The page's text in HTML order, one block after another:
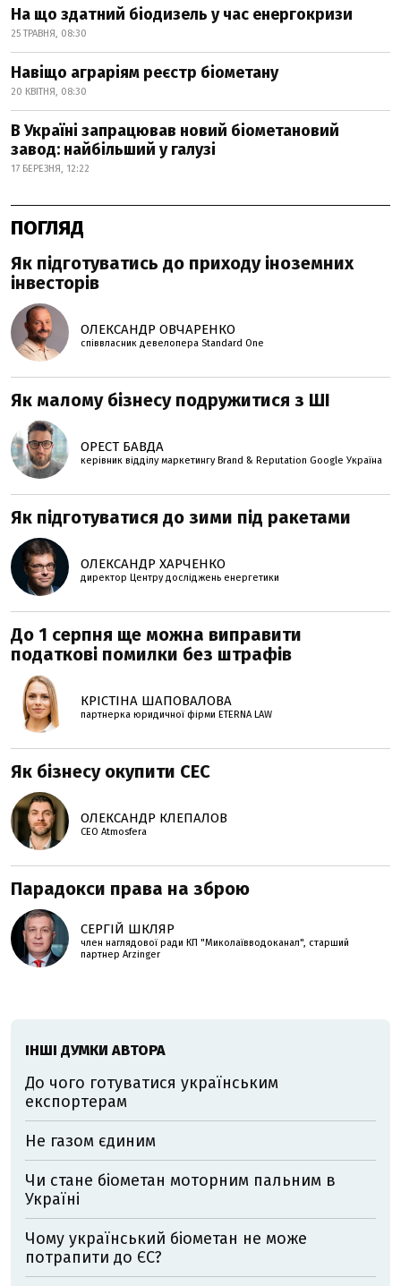
На що здатний біодизель у час енергокризи
25 ТРАВНЯ, 08:30
Навіщо аграріям реєстр біометану
20 КВІТНЯ, 08:30
В Україні запрацював новий біометановий
завод: найбільший у галузі
17 БЕРЕЗНЯ, 12:22
ПОГЛЯД
Як підготуватись до приходу іноземних
інвесторів
ОЛЕКСАНДР ОВЧАРЕНКО
співвласник девелопера Standard One
Як малому бізнесу подружитися з ШІ
ОРЕСТ БАВДА
керівник відділу маркетингу Brand & Reputation Google Україна
Як підготуватися до зими під ракетами
ОЛЕКСАНДР ХАРЧЕНКО
директор Центру досліджень енергетики
До 1 серпня ще можна виправити
податкові помилки без штрафів
КРІСТІНА ШАПОВАЛОВА
партнерка юридичної фірми ETERNA LAW
Як бізнесу окупити СЕС
ОЛЕКСАНДР КЛЕПАЛОВ
СЕО Atmosfera
Парадокси права на зброю
СЕРГІЙ ШКЛЯР
член наглядової ради КП "Миколаївводоканал", старший
партнер Arzinger
ІНШІ ДУМКИ АВТОРА
До чого готуватися українським
експортерам
Не газом єдиним
Чи стане біометан моторним пальним в
Україні
Чому український біометан не може
потрапити до ЄС?